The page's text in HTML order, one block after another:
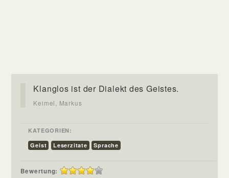
Klanglos ist der Dialekt des Geistes.
Keimel, Markus
KATEGORIEN:
Geist
Leserzitate Sprache
Bewertung: